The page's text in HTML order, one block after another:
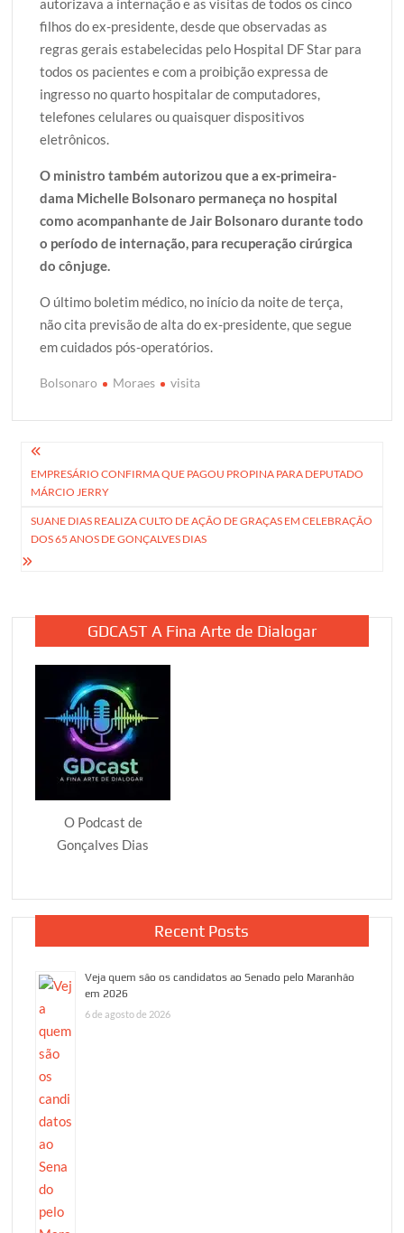
autorizava a internação e as visitas de todos os cinco
filhos do ex-presidente, desde que observadas as
regras gerais estabelecidas pelo Hospital DF Star para
todos os pacientes e com a proibição expressa de
ingresso no quarto hospitalar de computadores,
telefones celulares ou quaisquer dispositivos
eletrônicos.
O ministro também autorizou que a ex-primeira-
dama Michelle Bolsonaro permaneça no hospital
como acompanhante de Jair Bolsonaro durante todo
o período de internação, para recuperação cirúrgica
do cônjuge.
O último boletim médico, no início da noite de terça,
não cita previsão de alta do ex-presidente, que segue
em cuidados pós-operatórios.
Bolsonaro Moraes visita
Navegação
de
Post
EMPRESÁRIO CONFIRMA QUE PAGOU PROPINA PARA DEPUTADO
MÁRCIO JERRY
SUANE DIAS REALIZA CULTO DE AÇÃO DE GRAÇAS EM CELEBRAÇÃO
DOS 65 ANOS DE GONÇALVES DIAS
GDCAST A Fina Arte de Dialogar
O Podcast de
Gonçalves Dias
Recent Posts
Veja quem são os candidatos ao Senado pelo Maranhão
em 2026
6 de agosto de 2026